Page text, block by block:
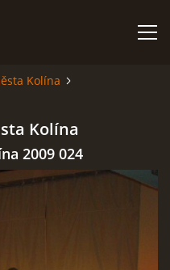
Kolína
Kolína
2009 024